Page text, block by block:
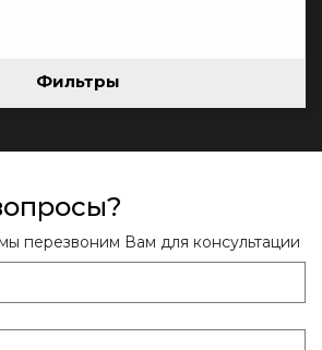
Фильтры
перезвоним Вам для консультации